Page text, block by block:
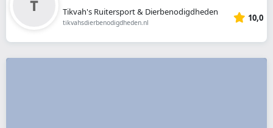
Tikvah's Ruitersport & Dierbenodigdheden
tikvahsdierbenodigdheden.nl 10,0